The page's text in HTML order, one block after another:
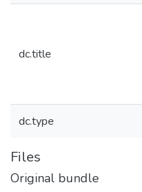
dc.title
dc.type
Files
Original bundle